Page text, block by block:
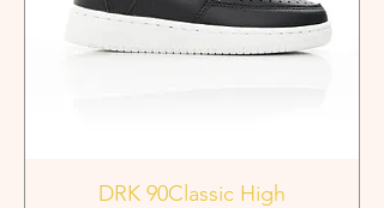
DRK 90Classic High